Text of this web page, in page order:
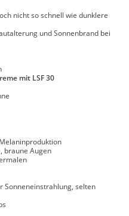
nicht so schnell wie dunklere
und Sonnenbrand bei
mit LSF 30
braune Augen
Sonneneinstrahlung, selten